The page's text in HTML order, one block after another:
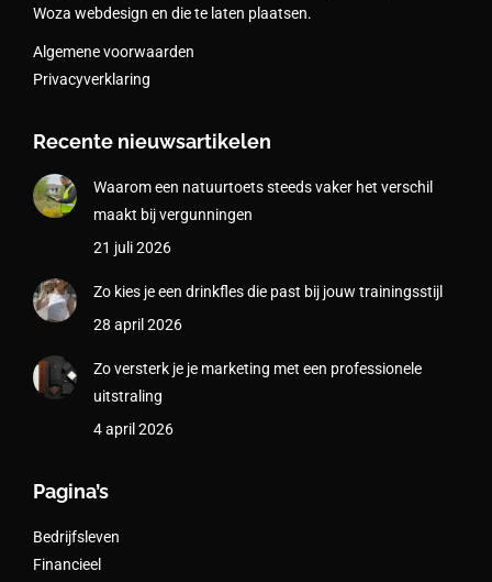
Woza webdesign en die te laten plaatsen.
Algemene voorwaarden
Privacyverklaring
Recente nieuwsartikelen
Waarom een natuurtoets steeds vaker het verschil
maakt bij vergunningen
21 juli 2026
Zo kies je een drinkfles die past bij jouw trainingsstijl
28 april 2026
Zo versterk je je marketing met een professionele
uitstraling
4 april 2026
Pagina’s
Bedrijfsleven
Financieel